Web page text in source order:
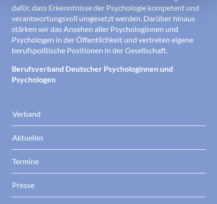
dafür, dass Erkenntnisse der Psychologie kompetent und
verantwortungsvoll umgesetzt werden. Darüber hinaus
stärken wir das Ansehen aller Psychologinnen und
Psychologen in der Öffentlichkeit und vertreten eigene
berufspolitische Positionen in der Gesellschaft.
Berufsverband Deutscher Psychologinnen und
Psychologen
Verband
Aktuelles
Termine
Presse